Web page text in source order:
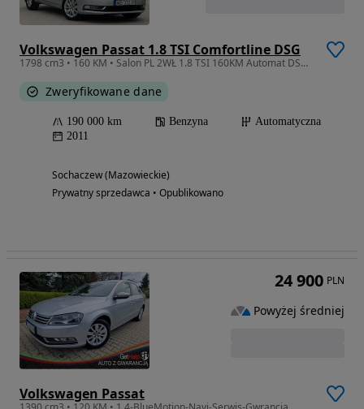
Volkswagen Passat 1.8 TSI Comfortline DSG
1798 cm3 • 160 KM • Salon PL 2WŁ 1.8 TSI 160KM Automat DSG! Zadbany!
Zweryfikowane dane
190 000 km Benzyna
Automatyczna
2011
Sochaczew (Mazowieckie)
Prywatny sprzedawca • Opublikowano
Volkswagen Passat
24 900 PLN
Powyżej średniej